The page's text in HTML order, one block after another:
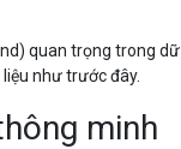
quan trọng trong dữ
như trước đây.
minh